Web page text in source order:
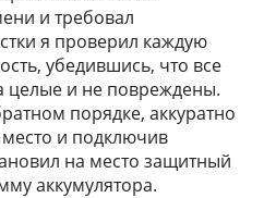
и требовал
я проверил каждую
убедившись, что все
целые и не повреждены.
порядке, аккуратно
и подключив
на место защитный
аккумулятора.